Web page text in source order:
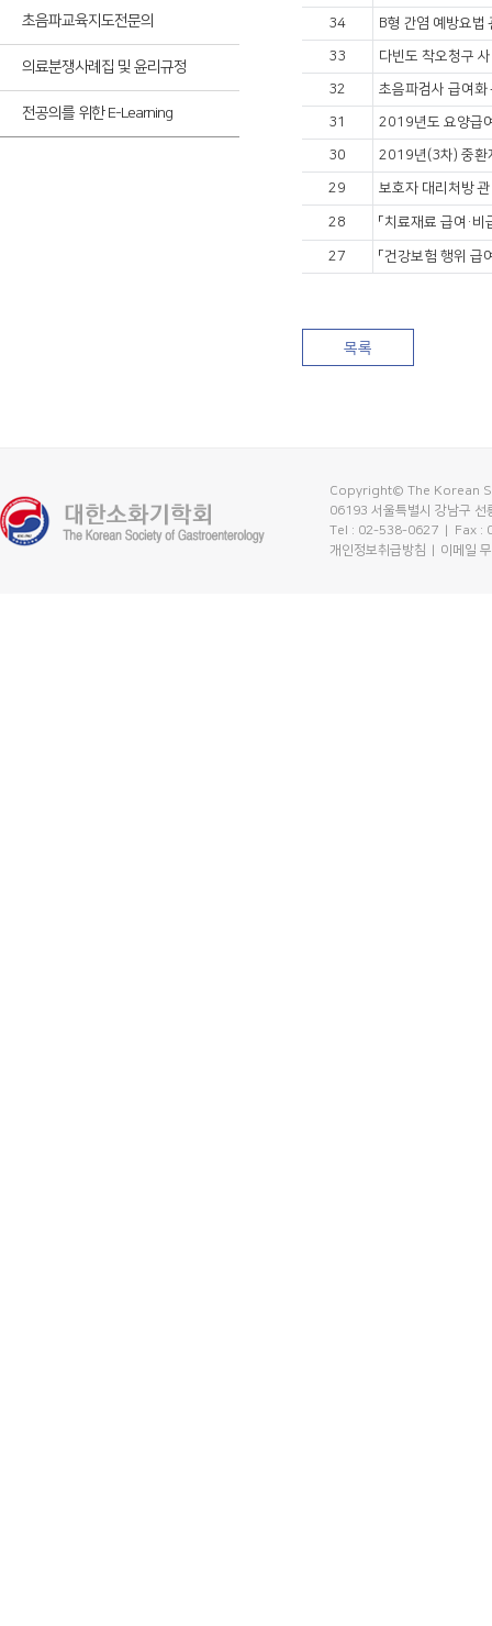
초음파교육지도전문의
의료분쟁사례집 및 윤리규정
전공의를 위한 E-Learning
34 B형 간염 예방요법
33 다빈도 착오청구
32 초음파검사 급여화
31 2019년도 요양급
30 2019년(3차) 중환
29 보호자 대리처방
28 「치료재료 급여·
27 「건강보험 행위 급
목록
Copyright© The Korean
06193 서울특별시 강남구
Tel : 02-538-0627 | Fax :
개인정보취급방침
이메일